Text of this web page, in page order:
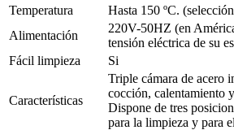
Temperatura
Hasta 150 ºC.
Alimentación
220V-50HZ (en
tensión eléctrica de su
Fácil limpieza
Si
Características
Triple cámara de acero
cocción, calentamiento
Dispone de tres
para la limpieza y para